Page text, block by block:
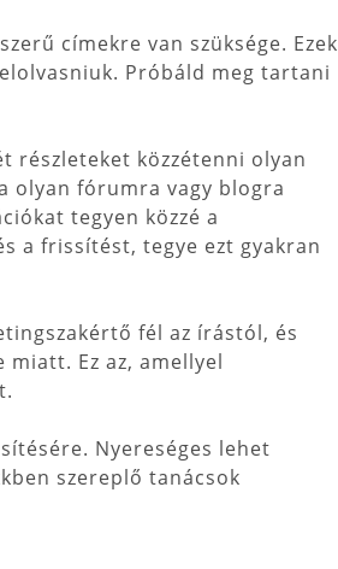
címekre van szüksége. Ezek
Próbáld meg tartani
részleteket közzétenni olyan
olyan fórumra vagy blogra
tegyen közzé a
a frissítést, tegye ezt gyakran
fél az írástól, és
Ez az, amellyel
Nyereséges lehet
szereplő tanácsok